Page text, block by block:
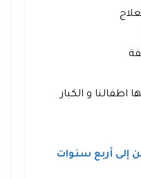
و الكبار
إلى أربع سنوات